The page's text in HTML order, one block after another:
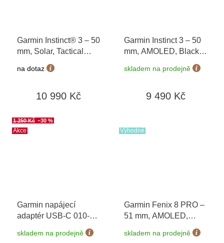
Garmin Instinct® 3 – 50
mm, Solar, Tactical
Edition Black 010-
02935-50
na dotaz
10 990 Kč
Garmin Instinct 3 – 50
mm, AMOLED, Black /
Bolt Blue 010-03020-
03
skladem na prodejně
9 490 Kč
Akce
1 250 Kč –30 %
Garmin napájecí
adaptér USB-C 010-
skladem na prodejně
Výhodné
Garmin Fenix 8 PRO –
51 mm, AMOLED,
Graphite/Black 010-
skladem na prodejně